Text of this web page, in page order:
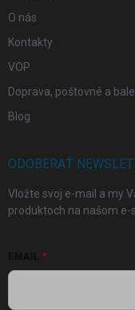
O nás
Kontakty
VOP
Doprava, poštovné a
Blog
ODOBERAŤ
Vložte svoj e-mail a my
produktoch na našom e-